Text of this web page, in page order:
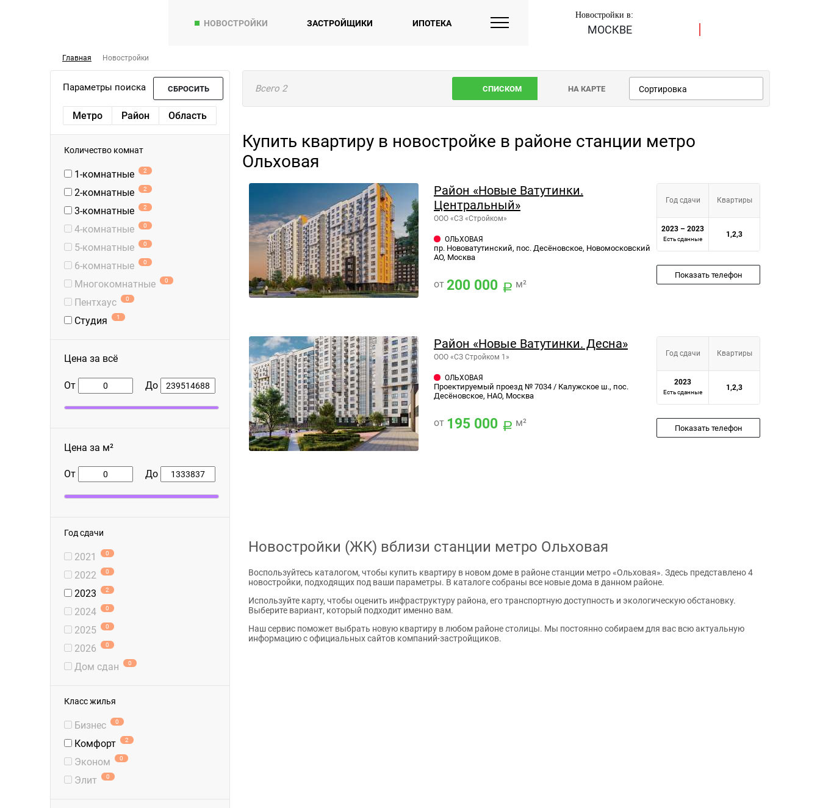
НОВОСТРОЙКИ ЗАСТРОЙЩИКИ ИПОТЕКА
Новостройки в:
МОСКВЕ
Главная Новостройки
Параметры поиска СБРОСИТЬ
Метро Район Область
Количество комнат
1-комнатные 2
2-комнатные 2
3-комнатные 2
4-комнатные 0
5-комнатные 0
6-комнатные 0
Многокомнатные 0
Пентхаус 0
Студия 1
Цена за всё
От До
Цена за м²
От До
Год сдачи
2021 0
2022 0
2023 2
2024 0
2025 0
2026 0
Дом сдан 0
Класс жилья
Бизнес 0
Комфорт 2
Эконом 0
Элит 0
Всего 2 Сортировка
НА КАРТЕ
СПИСКОМ
Купить квартиру в новостройке в районе станции метро
Ольховая
Район «Новые Ватутинки.
Центральный»
ООО «СЗ «Стройком»
ОЛЬХОВАЯ
пр. Нововатутинский, пос. Десёновское, Новомосковский
АО, Москва
от 200 000 м²
Год сдачи Квартиры
2023 – 2023
Есть сданные
1,2,3
Показать телефон
Район «Новые Ватутинки. Десна»
ООО «СЗ Стройком 1»
ОЛЬХОВАЯ
Проектируемый проезд № 7034 / Калужское ш., пос.
Десёновское, НАО, Москва
от 195 000 м²
Год сдачи Квартиры
2023
Есть сданные
1,2,3
Показать телефон
Новостройки (ЖК) вблизи станции метро Ольховая
Воспользуйтесь каталогом, чтобы купить квартиру в новом доме в районе станции метро «Ольховая». Здесь представлено 4
новостройки, подходящих под ваши параметры. В каталоге собраны все новые дома в данном районе.
Используйте карту, чтобы оценить инфраструктуру района, его транспортную доступность и экологическую обстановку.
Выберите вариант, который подходит именно вам.
Наш сервис поможет выбрать новую квартиру в любом районе столицы. Мы постоянно собираем для вас всю актуальную
информацию с официальных сайтов компаний-застройщиков.